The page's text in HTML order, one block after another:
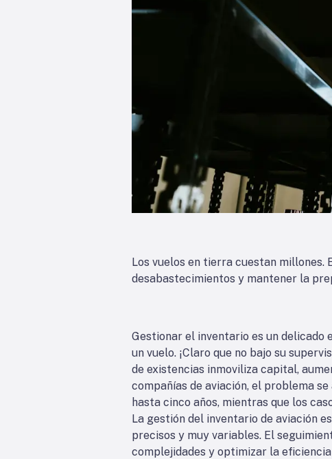
Los vuelos en tierra cuestan millones.
desabastecimientos y mantener la
Gestionar el inventario es un delicado
un vuelo. ¡Claro que no bajo su
de existencias inmoviliza capital,
compañías de aviación, el problema
hasta cinco años, mientras que los
La gestión del inventario de aviación
precisos y muy variables. El
complejidades y optimizar la